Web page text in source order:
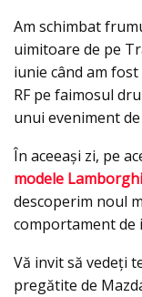
Am schimbat
uimitoare de pe
iunie când am
RF pe faimosul
unui eveniment
În aceeași zi, pe
modele
descoperim noul
comportament de
Vă invit să vedeți
pregătite de